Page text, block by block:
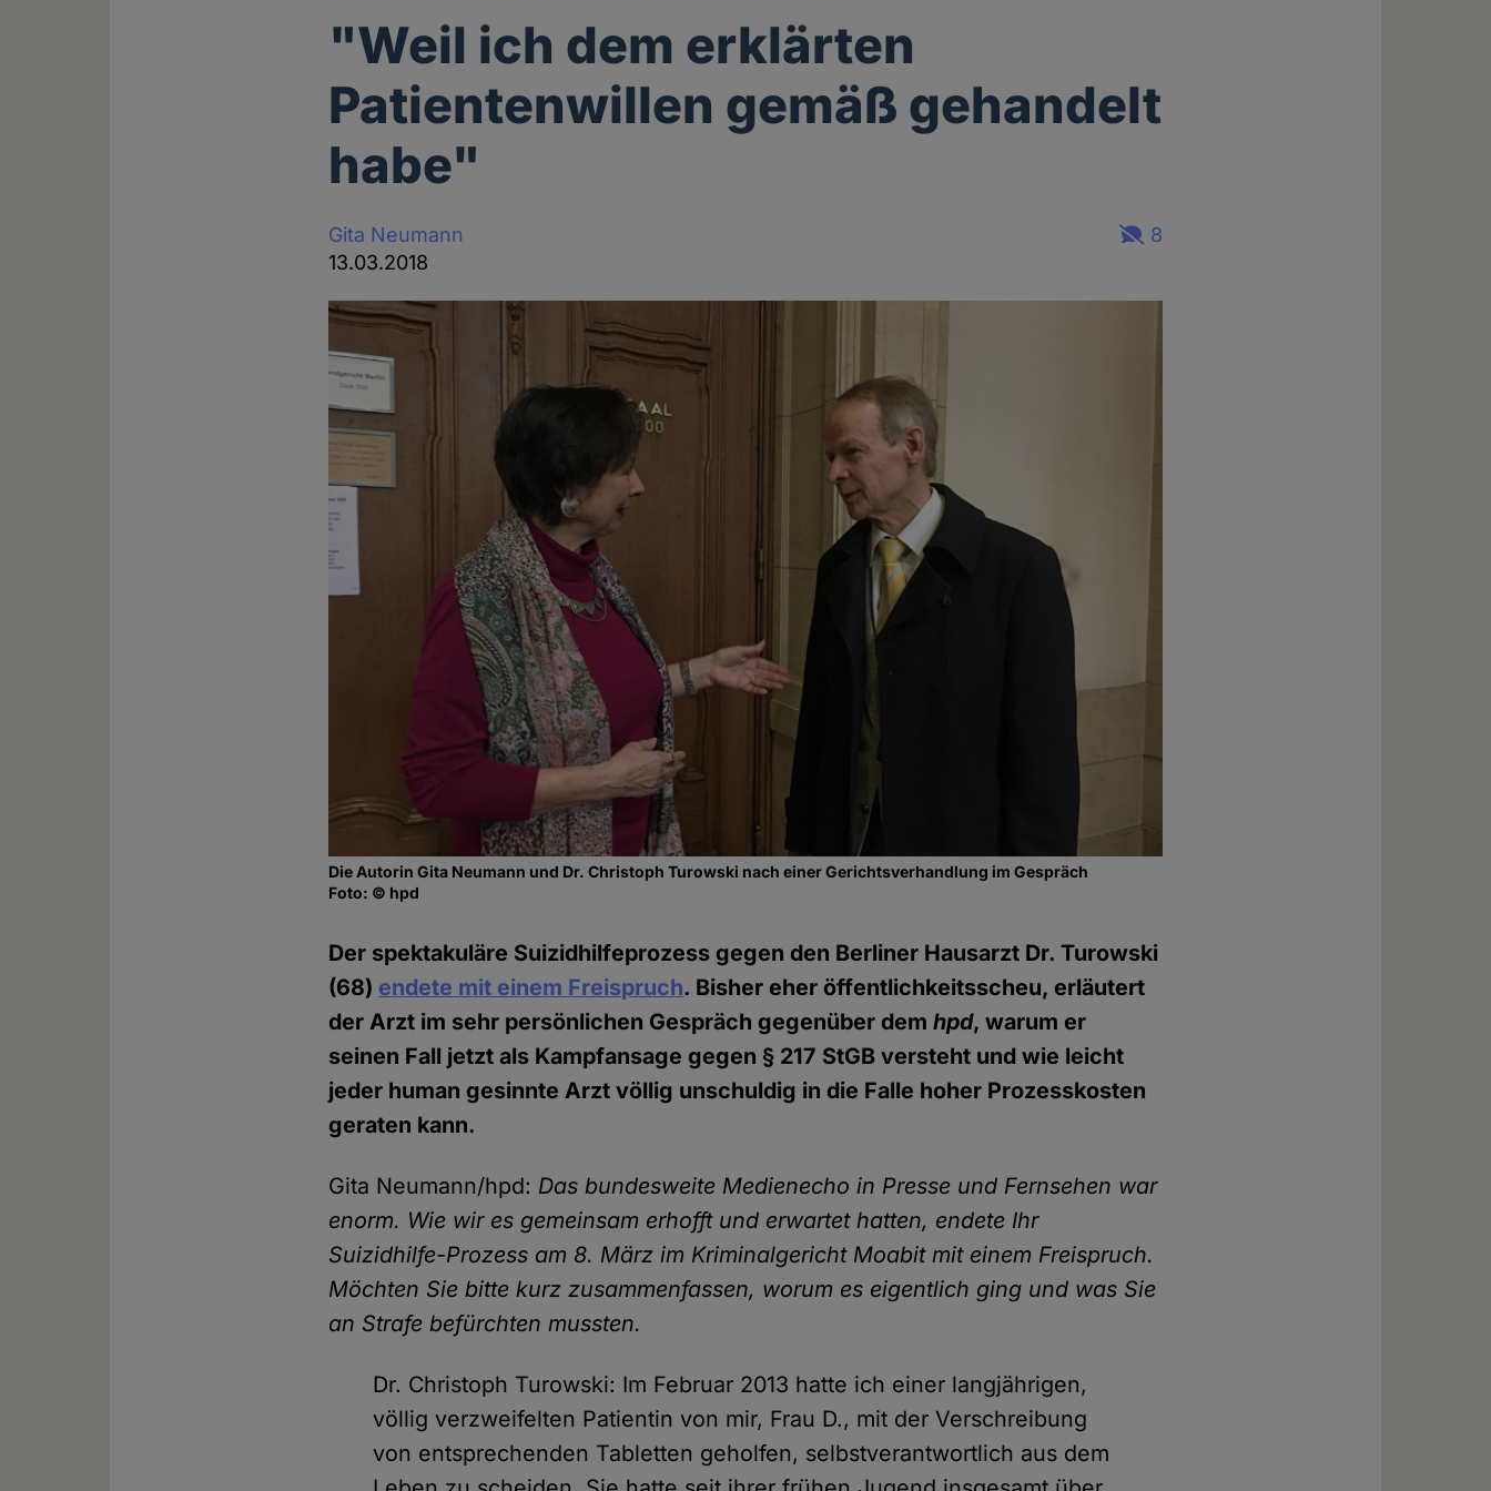
"Weil ich dem erklärten
Patientenwillen gemäß gehandelt
habe"
Gita Neumann
13.03.2018
8
Die Autorin Gita Neumann und Dr. Christoph Turowski nach einer Gerichtsverhandlung im Gespräch
Foto: © hpd
Der spektakuläre Suizidhilfeprozess gegen den Berliner Hausarzt Dr. Turowski
(68) endete mit einem Freispruch. Bisher eher öffentlichkeitsscheu, erläutert
der Arzt im sehr persönlichen Gespräch gegenüber demhpd, warum er
seinen Fall jetzt als Kampfansage gegen § 217 StGB versteht und wie leicht
jeder human gesinnte Arzt völlig unschuldig in die Falle hoher Prozesskosten
geraten kann.
Gita Neumann/hpd: Das bundesweite Medienecho in Presse und Fernsehen war
enorm. Wie wir es gemeinsam erhofft und erwartet hatten, endete Ihr
Suizidhilfe-Prozess am 8. März im Kriminalgericht Moabit mit einem Freispruch.
Möchten Sie bitte kurz zusammenfassen, worum es eigentlich ging und was Sie
an Strafe befürchten mussten.
Dr. Christoph Turowski: Im Februar 2013 hatte ich einer langjährigen,
völlig verzweifelten Patientin von mir, Frau D., mit der Verschreibung
von entsprechenden Tabletten geholfen, selbstverantwortlich aus dem